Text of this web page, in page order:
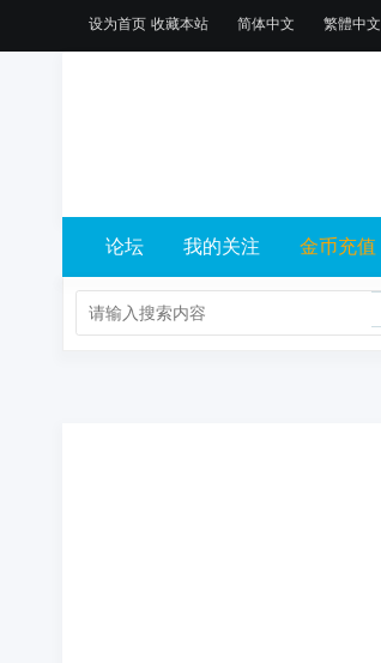
设为首页 收藏本站 简体中文 繁體中文
论坛 我的关注 金币充值